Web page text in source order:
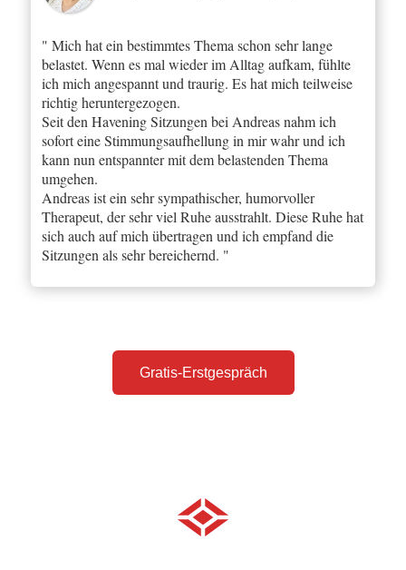
" Mich hat ein bestimmtes Thema schon sehr lange
belastet. Wenn es mal wieder im Alltag aufkam, fühlte
ich mich angespannt und traurig. Es hat mich teilweise
richtig heruntergezogen.
Seit den Havening Sitzungen bei Andreas nahm ich
sofort eine Stimmungsaufhellung in mir wahr und ich
kann nun entspannter mit dem belastenden Thema
umgehen.
Andreas ist ein sehr sympathischer, humorvoller
Therapeut, der sehr viel Ruhe ausstrahlt. Diese Ruhe hat
sich auch auf mich übertragen und ich empfand die
Sitzungen als sehr bereichernd. "
Gratis-Erstgespräch